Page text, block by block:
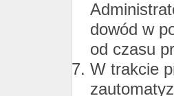
dowód w
od czasu
W trakcie